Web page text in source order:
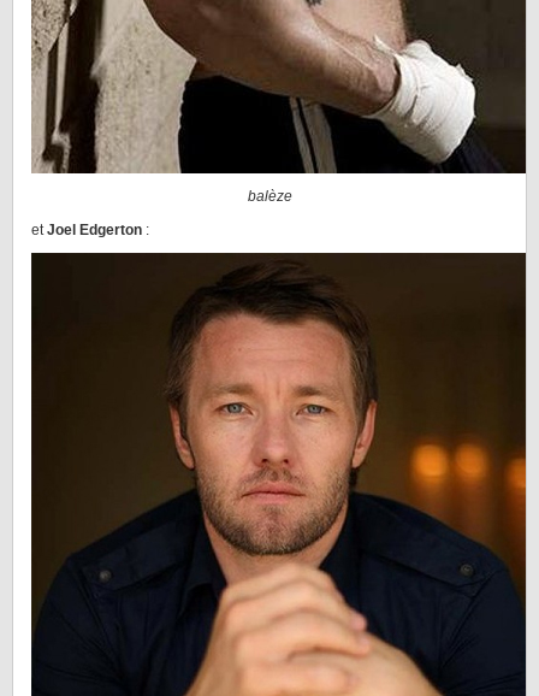
balèze
etJoel Edgerton :